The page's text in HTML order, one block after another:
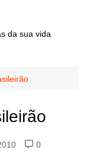
da sua vida
0